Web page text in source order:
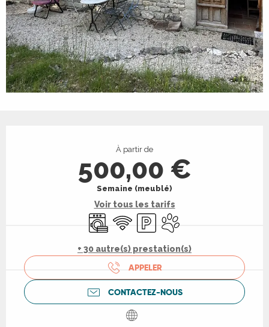
À partir de
500,00 €
Semaine (meublé)
Voir tous les tarifs
Lave linge
WiFi ParkingAnimaux acceptés
+ 30 autre(s) prestation(s)
APPELER
CONTACTEZ-NOUS